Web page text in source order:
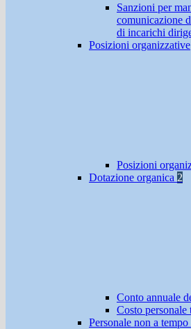
Sanzioni per
comunicazione
di incarichi
Posizioni organizzative
Posizioni
Dotazione organica 2
Conto annuale
Costo
Personale non a